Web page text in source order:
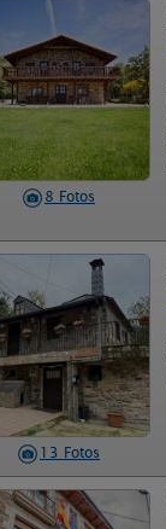
8 Fotos
13 Fotos